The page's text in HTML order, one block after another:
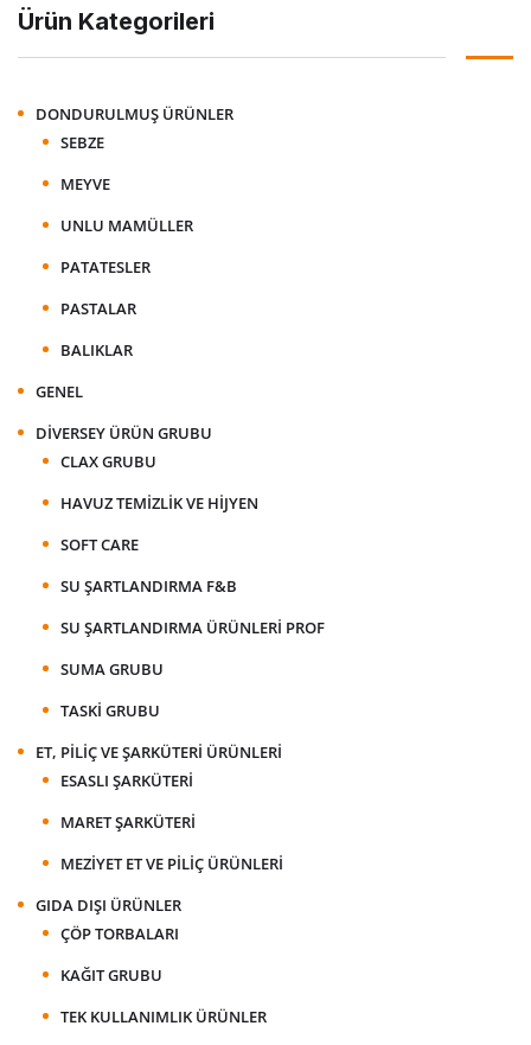
Ürün Kategorileri
DONDURULMUŞ ÜRÜNLER
SEBZE
MEYVE
UNLU MAMÜLLER
PATATESLER
PASTALAR
BALIKLAR
GENEL
DIVERSEY ÜRÜN GRUBU
CLAX GRUBU
HAVUZ TEMIZLIK VE HIJYEN
SOFT CARE
SU ŞARTLANDIRMA F&B
SU ŞARTLANDIRMA ÜRÜNLERI PROF
SUMA GRUBU
TASKI GRUBU
ET, PILIÇ VE ŞARKÜTERI ÜRÜNLERI
ESASLI ŞARKÜTERI
MARET ŞARKÜTERI
MEZIYET ET VE PILIÇ ÜRÜNLERI
GIDA DIŞI ÜRÜNLER
ÇÖP TORBALARI
KAĞIT GRUBU
TEK KULLANIMLIK ÜRÜNLER